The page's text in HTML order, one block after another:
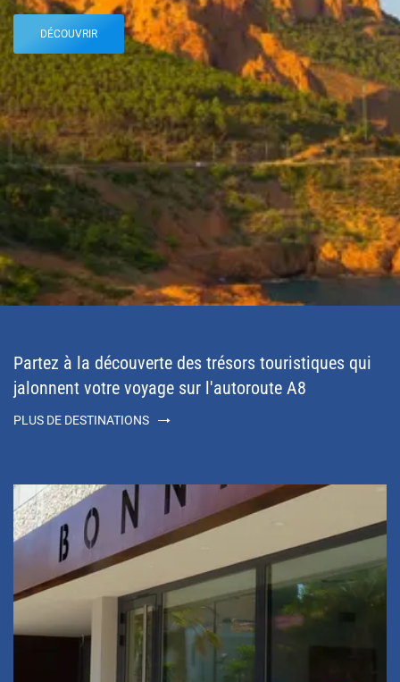
DÉCOUVRIR
Partez à la découverte des trésors touristiques qui
jalonnent votre voyage sur l'autoroute A8
PLUS DE DESTINATIONS